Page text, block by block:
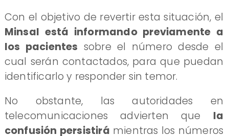
Con el objetivo de revertir esta situación, el
Minsal está informando previamente a
los pacientes sobre el número desde el
cual serán contactados, para que puedan
identificarlo y responder sin temor.
No obstante, las autoridades en
telecomunicaciones advierten que la
confusión persistirá mientras los números